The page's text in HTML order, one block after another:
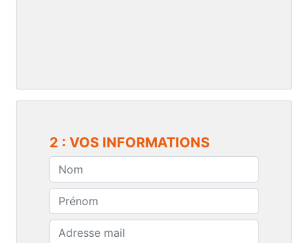
2 : VOS INFORMATIONS